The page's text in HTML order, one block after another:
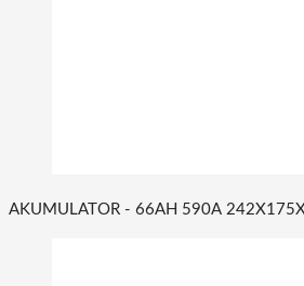
AKUMULATOR - 66AH 590A